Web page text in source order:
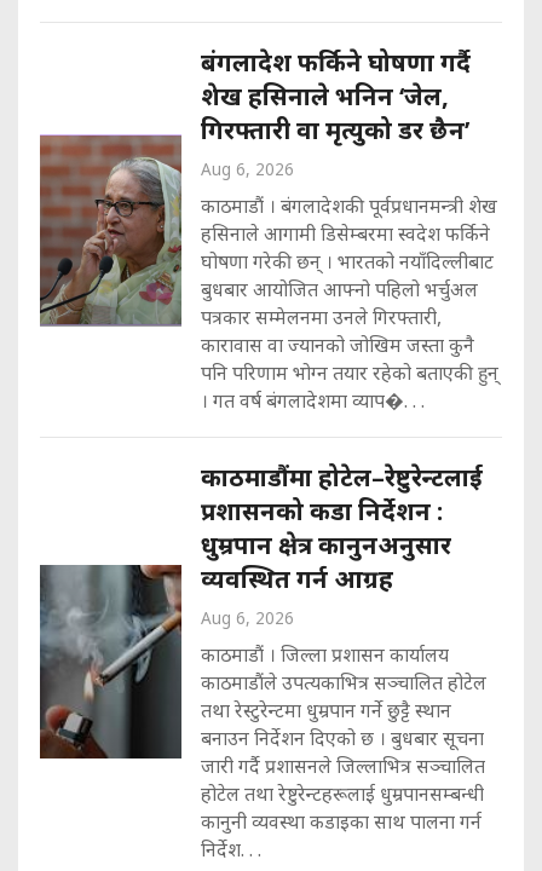
बंगलादेश फर्किने घोषणा गर्दै
शेख हसिनाले भनिन ‘जेल,
गिरफ्तारी वा मृत्युको डर छैन’
Aug 6, 2026
काठमाडौं । बंगलादेशकी पूर्वप्रधानमन्त्री शेख
हसिनाले आगामी डिसेम्बरमा स्वदेश फर्किने
घोषणा गरेकी छन् । भारतको नयाँदिल्लीबाट
बुधबार आयोजित आफ्नो पहिलो भर्चुअल
पत्रकार सम्मेलनमा उनले गिरफ्तारी,
कारावास वा ज्यानको जोखिम जस्ता कुनै
पनि परिणाम भोग्न तयार रहेको बताएकी हुन्
। गत वर्ष बंगलादेशमा व्याप�. . .
काठमाडौंमा होटेल–रेष्टुरेन्टलाई
प्रशासनको कडा निर्देशन :
धुम्रपान क्षेत्र कानुनअनुसार
व्यवस्थित गर्न आग्रह
Aug 6, 2026
काठमाडौं । जिल्ला प्रशासन कार्यालय
काठमाडौंले उपत्यकाभित्र सञ्चालित होटेल
तथा रेस्टुरेन्टमा धुम्रपान गर्ने छुट्टै स्थान
बनाउन निर्देशन दिएको छ । बुधबार सूचना
जारी गर्दै प्रशासनले जिल्लाभित्र सञ्चालित
होटेल तथा रेष्टुरेन्टहरूलाई धुम्रपानसम्बन्धी
कानुनी व्यवस्था कडाइका साथ पालना गर्न
निर्देश. . .